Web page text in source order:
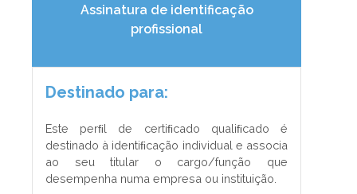
Assinatura de identificação
profissional
Destinado para:
Este perﬁl de certiﬁcado qualiﬁcado é
destinado à identiﬁcação individual e associa
ao seu titular o cargo/função que
desempenha numa empresa ou instituição.